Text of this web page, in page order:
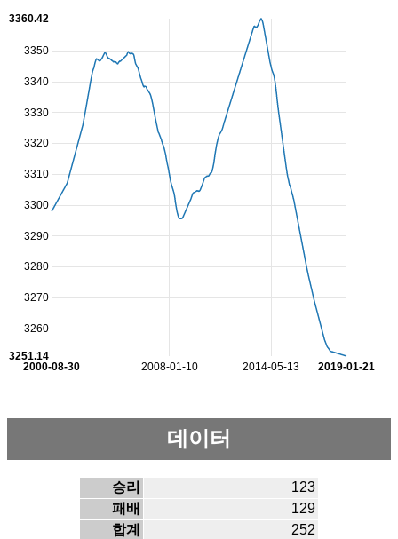
2008-01-10 2014-05-13
2000-08-30 2019-01-21
3260
3270
3280
3290
3300
3310
3320
3330
3340
3350
3251.14
3360.42
데이터
승리
123
패배
129
합계
252